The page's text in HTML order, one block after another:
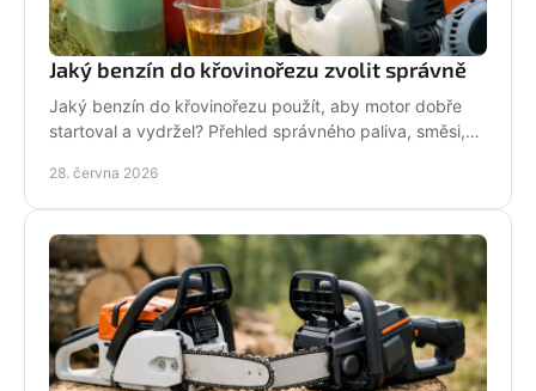
Jaký benzín do křovinořezu zvolit správně
Jaký benzín do křovinořezu použít, aby motor dobře
startoval a vydržel? Přehled správného paliva, směsi,
28. června 2026